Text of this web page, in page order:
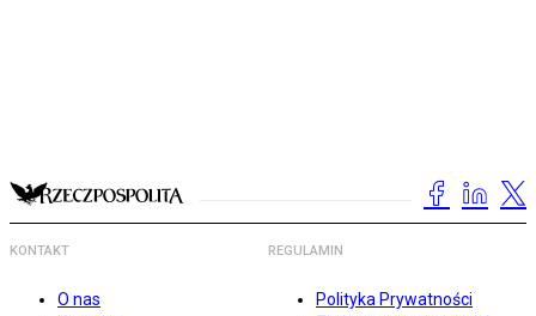
KONTAKT
O nas
REGULAMIN
Polityka Prywatności